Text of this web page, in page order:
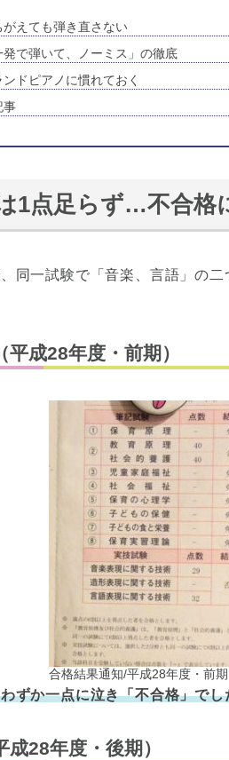
えても弾き直さない
で弾いて、ノーミス」の徹底
ドピアノに慣れておく
事
1点足らず…不合格
同一試験で「音楽、言語」の二
平成28年度・前期）
合格結果通知/平成28年度・前期
ずか一点に泣き「不合格」でし
成28年度・後期）